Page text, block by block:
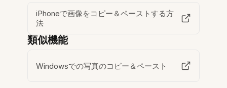
iPhoneで画像をコピー＆ペーストする方
法
類似機能
Windowsでの写真のコピー＆ペースト